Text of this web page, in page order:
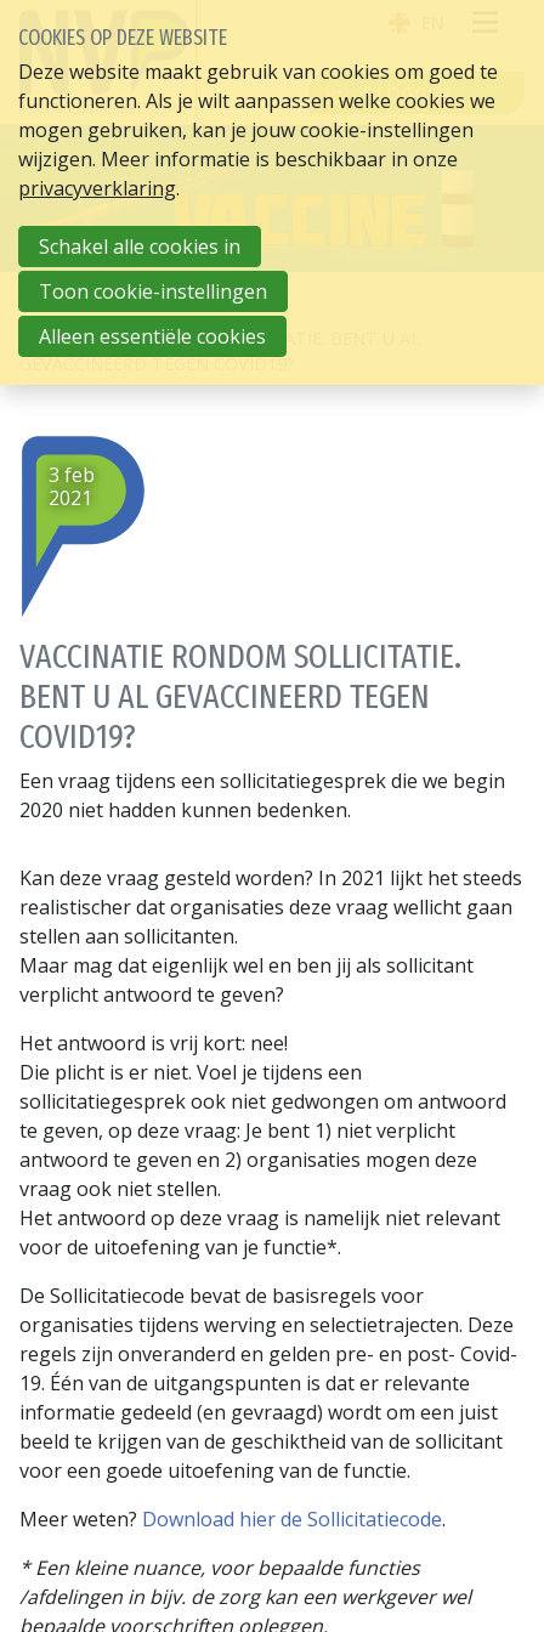
INLOGGEN
HOME
HR ACTUEEL
VACCINATIE RONDOM SOLLICITATIE. BENT U AL
GEVACCINEERD TEGEN COVID19?
VACCINATIE RONDOM SOLLICITATIE.
BENT U AL GEVACCINEERD TEGEN
COVID19?
3 feb
2021
Een vraag tijdens een sollicitatiegesprek die we begin
2020 niet hadden kunnen bedenken.
Kan deze vraag gesteld worden? In 2021 lijkt het steeds
realistischer dat organisaties deze vraag wellicht gaan
stellen aan sollicitanten.
Maar mag dat eigenlijk wel en ben jij als sollicitant
verplicht antwoord te geven?
Het antwoord is vrij kort: nee!
Die plicht is er niet. Voel je tijdens een
sollicitatiegesprek ook niet gedwongen om antwoord
te geven, op deze vraag: Je bent 1) niet verplicht
antwoord te geven en 2) organisaties mogen deze
vraag ook niet stellen.
Het antwoord op deze vraag is namelijk niet relevant
voor de uitoefening van je functie*.
De Sollicitatiecode bevat de basisregels voor
organisaties tijdens werving en selectietrajecten. Deze
regels zijn onveranderd en gelden pre- en post- Covid-
19. Één van de uitgangspunten is dat er relevante
informatie gedeeld (en gevraagd) wordt om een juist
beeld te krijgen van de geschiktheid van de sollicitant
voor een goede uitoefening van de functie.
Meer weten? Download hier de Sollicitatiecode.
* Een kleine nuance, voor bepaalde functies
/afdelingen in bijv. de zorg kan een werkgever wel
bepaalde voorschriften opleggen.
COOKIES OP DEZE WEBSITE
Deze website maakt gebruik van cookies om goed te
functioneren. Als je wilt aanpassen welke cookies we
mogen gebruiken, kan je jouw cookie-instellingen
wijzigen. Meer informatie is beschikbaar in onze
privacyverklaring.
Schakel alle cookies in
Toon cookie-instellingen
Alleen essentiële cookies